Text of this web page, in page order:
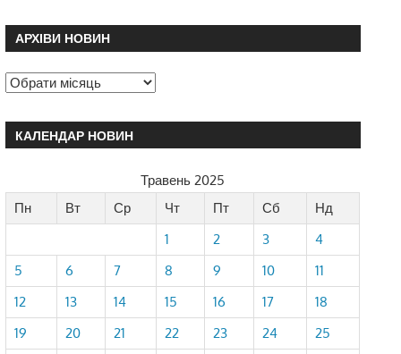
АРХІВИ НОВИН
КАЛЕНДАР НОВИН
Травень 2025
Пн
Вт Ср Чт Пт Сб
Нд
1
2 3
4
5
6 7 8 9 10
11
12
13 14 15 16 17
18
19
20 21 22 23 24
25